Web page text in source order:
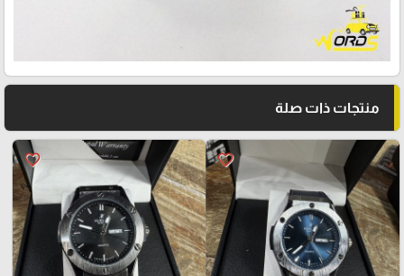
منتجات ذات صلة
favorite_border
favorite_border